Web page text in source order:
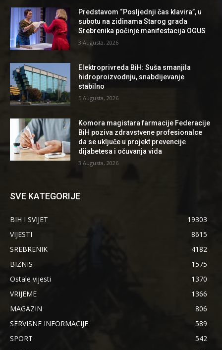
Predstavom “Posljednji čas klavira”, u
subotu na zidinama Starog grada
Srebrenika počinje manifestacija OGUS
3 Augusta, 2026
Elektroprivreda BiH: Suša smanjila
hidroproizvodnju, snabdijevanje
stabilno
5 Augusta, 2026
Komora magistara farmacije Federacije
BiH poziva zdravstvene profesionalce
da se uključe u projekt prevencije
dijabetesa i očuvanja vida
3 Augusta, 2026
SVE KATEGORIJE
BIH I SVIJET
19303
VIJESTI
8615
SREBRENIK
4182
BIZNIS
1575
Ostale vijesti
1370
VRIJEME
1366
MAGAZIN
806
SERVISNE INFORMACIJE
589
SPORT
542